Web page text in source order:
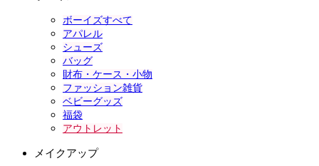
ボーイズすべて
アパレル
シューズ
バッグ
財布・ケース・小物
ファッション雑貨
ベビーグッズ
福袋
アウトレット
メイクアップ